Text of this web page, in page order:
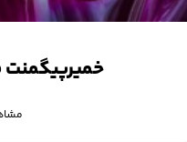
خمیرپیگمنت